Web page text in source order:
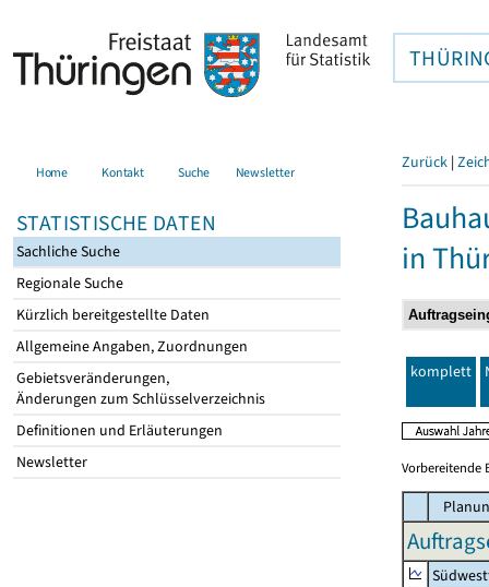
Home Kontakt Suche Newsletter
STATISTISCHE DATEN
Sachliche Suche
Regionale Suche
Kürzlich bereitgestellte Daten
Allgemeine Angaben, Zuordnungen
Gebietsveränderungen,
Änderungen zum Schlüsselverzeichnis
Definitionen und Erläuterungen
Newsletter
Zurück |
in
komplett
Vorbereitende